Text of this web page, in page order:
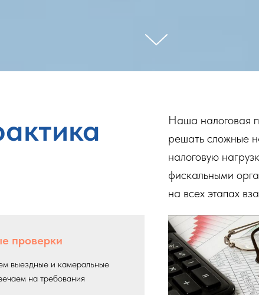
а
Наша налоговая
решать сложные
налоговую
фискальными
на всех этапах
проверки
выездные и камеральные
на требования